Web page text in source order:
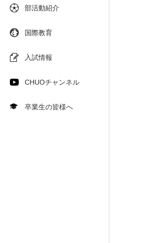
部活動紹介
国際教育
入試情報
CHUOチャンネル
卒業生の皆様へ